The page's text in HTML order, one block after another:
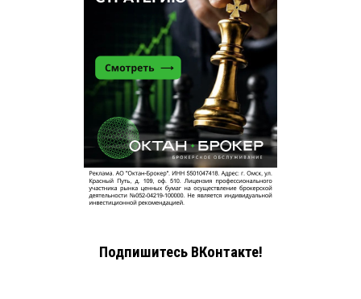
Подпишитесь ВКонтакте!